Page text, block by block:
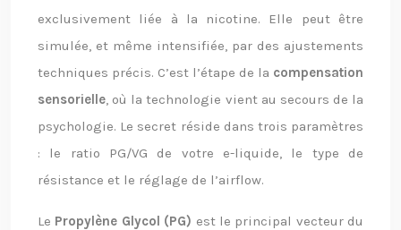
exclusivement liée à la nicotine. Elle peut être
simulée, et même intensifiée, par des ajustements
techniques précis. C’est l’étape de la compensation
sensorielle, où la technologie vient au secours de la
psychologie. Le secret réside dans trois paramètres
: le ratio PG/VG de votre e-liquide, le type de
résistance et le réglage de l’airflow.
Le Propylène Glycol (PG) est le principal vecteur du